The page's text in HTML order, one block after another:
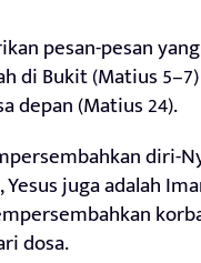
pesan-pesan yang
di Bukit (Matius 5–7)
depan (Matius 24).
diri-
juga adalah
dosa.